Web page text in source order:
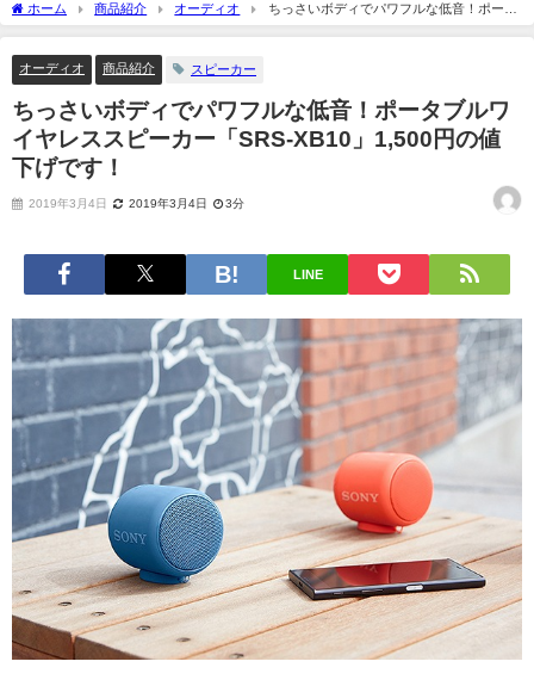
ホーム 商品紹介 オーディオ
ちっさいボディでパワフルな低音！ポータ
ブルワイヤレススピーカー「SRS-XB10」1,500円の値下げです！
オーディオ 商品紹介 スピーカー
ちっさいボディでパワフルな低音！ポータブルワ
イヤレススピーカー「SRS-XB10」1,500円の値
下げです！
2019年3月4日 2019年3月4日 3分
LINE